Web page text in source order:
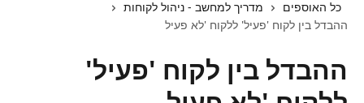
כל האוספים
מדריך למחשב - ניהול לקוחות
ההבדל בין לקוח 'פעיל' ללקוח 'לא פעיל
ההבדל בין לקוח 'פעיל'